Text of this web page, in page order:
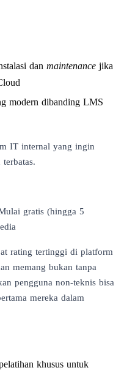
dan maintenance jika
modern dibanding LMS
IT internal yang ingin
gratis (hingga 5
rating tertinggi di platform
memang bukan tanpa
pengguna non-teknis bisa
mereka dalam
khusus untuk